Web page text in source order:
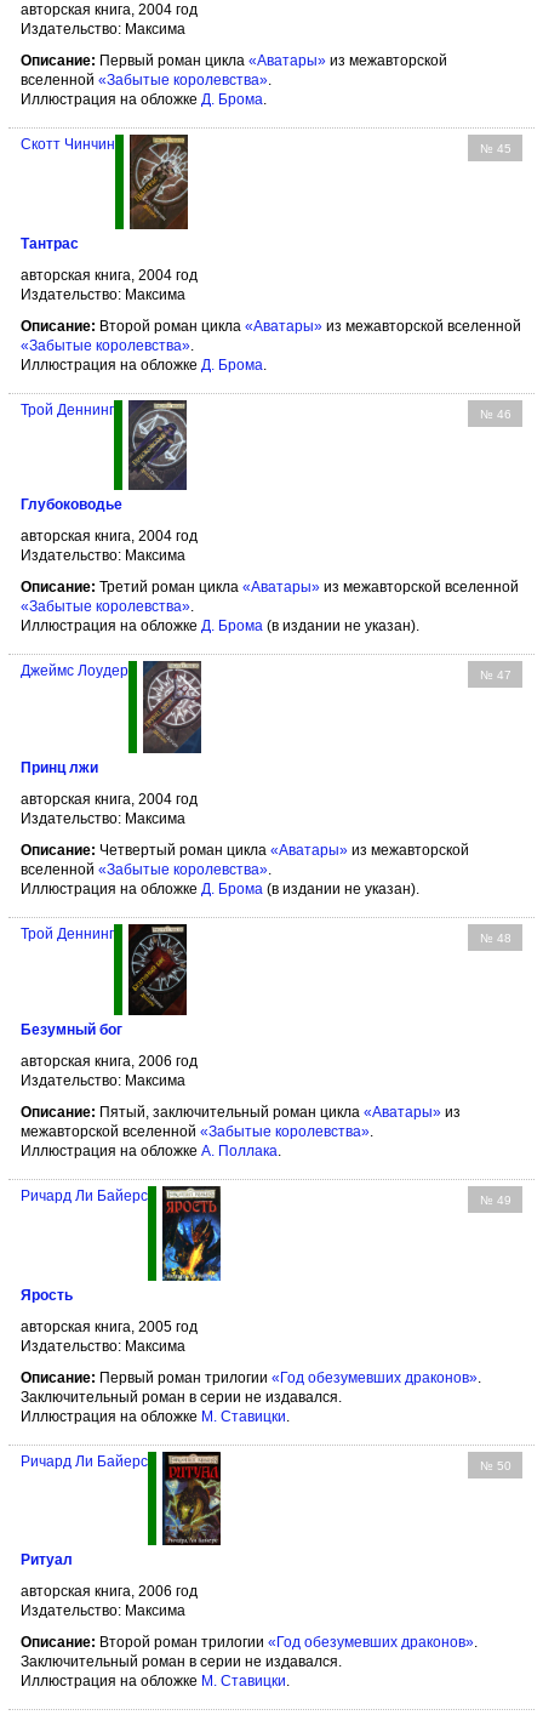
авторская книга, 2004 год
Издательство: Максима
Описание: Первый роман цикла «Аватары» из межавторской
вселенной «Забытые королевства».
Иллюстрация на обложке Д. Брома.
№ 45
Скотт Чинчин
Тантрас
авторская книга, 2004 год
Издательство: Максима
Описание: Второй роман цикла «Аватары» из межавторской вселенной
«Забытые королевства».
Иллюстрация на обложке Д. Брома.
№ 46
Трой Деннинг
Глубоководье
авторская книга, 2004 год
Издательство: Максима
Описание: Третий роман цикла «Аватары» из межавторской вселенной
«Забытые королевства».
Иллюстрация на обложке Д. Брома (в издании не указан).
№ 47
Джеймс Лоудер
Принц лжи
авторская книга, 2004 год
Издательство: Максима
Описание: Четвертый роман цикла «Аватары» из межавторской
вселенной «Забытые королевства».
Иллюстрация на обложке Д. Брома (в издании не указан).
№ 48
Трой Деннинг
Безумный бог
авторская книга, 2006 год
Издательство: Максима
Описание: Пятый, заключительный роман цикла «Аватары» из
межавторской вселенной «Забытые королевства».
Иллюстрация на обложке А. Поллака.
№ 49
Ричард Ли Байерс
Ярость
авторская книга, 2005 год
Издательство: Максима
Описание: Первый роман трилогии «Год обезумевших драконов».
Заключительный роман в серии не издавался.
Иллюстрация на обложке М. Ставицки.
№ 50
Ричард Ли Байерс
Ритуал
авторская книга, 2006 год
Издательство: Максима
Описание: Второй роман трилогии «Год обезумевших драконов».
Заключительный роман в серии не издавался.
Иллюстрация на обложке М. Ставицки.